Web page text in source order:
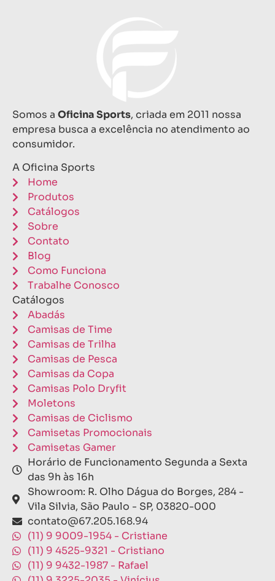
Somos a Oficina Sports, criada em 2011 nossa
empresa busca a excelência no atendimento ao
consumidor.
A Oficina Sports
Home
Produtos
Catálogos
Sobre
Contato
Blog
Como Funciona
Trabalhe Conosco
Catálogos
Abadás
Camisas de Time
Camisas de Trilha
Camisas de Pesca
Camisas da Copa
Camisas Polo Dryfit
Moletons
Camisas de Ciclismo
Camisetas Promocionais
Camisetas Gamer
Horário de Funcionamento Segunda a Sexta
das 9h às 16h
Showroom: R. Olho Dágua do Borges, 284 -
Vila Silvia, São Paulo - SP, 03820-000
contato@67.205.168.94
(11) 9 9009-1954 - Cristiane
(11) 9 4525-9321 - Cristiano
(11) 9 9432-1987 - Rafael